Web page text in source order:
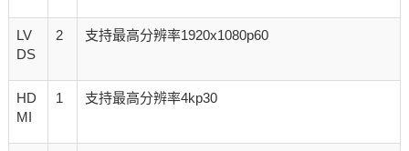
LV
DS
2 支持最高分辨率1920x1080p60
HD
MI
1 支持最高分辨率4kp30